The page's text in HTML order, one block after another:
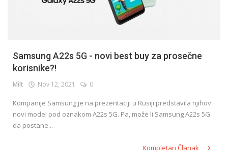
Register
Samsung A22s 5G - novi best buy za prosečne
korisnike?!
Milt Nov 12, 2021 0
Kompanije Samsung je na prezentaciji u Rusiji predstavila njihov
novi model pod oznakom A22s 5G. Pa, može li Samsung A22s 5G
da postane...
Kompletan Članak